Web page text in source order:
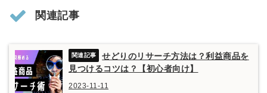
関連記事
せどりのリサーチ方法は？利益商品を
見つけるコツは？【初心者向け】
2023-11-11